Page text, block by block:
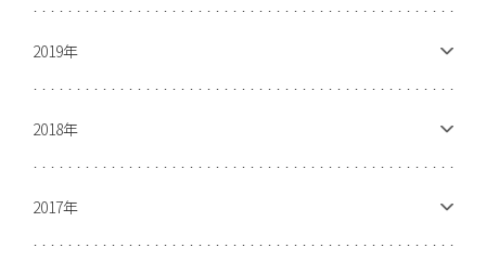
2019年
2018年
2017年